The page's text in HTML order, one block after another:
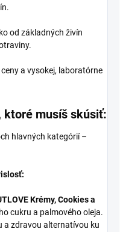
od základných živín
a vysokej, laboratórne
ktoré musíš skúsiť:
hlavných kategórií –
Krémy, Cookies a
cukru a palmového oleja.
a zdravou alternatívou ku